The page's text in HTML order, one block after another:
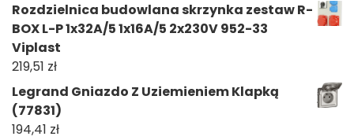
Rozdzielnica budowlana skrzynka zestaw R-
BOX L-P 1x32A/5 1x16A/5 2x230V 952-33
Viplast
219,51 zł
Legrand Gniazdo Z Uziemieniem Klapką
(77831)
194,41 zł